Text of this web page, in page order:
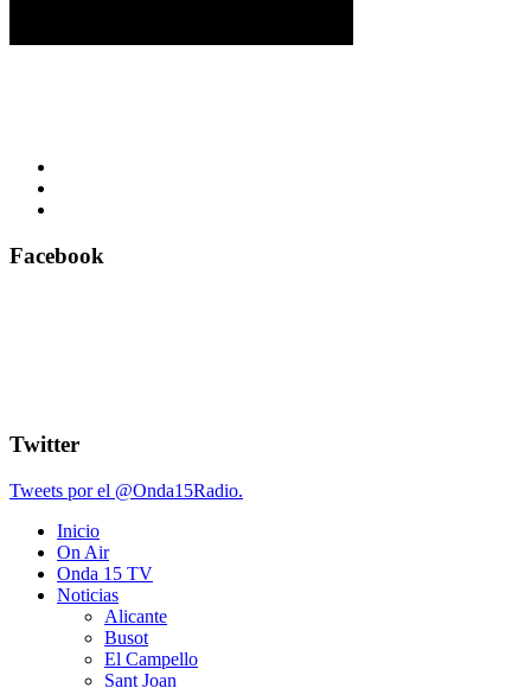
Facebook
Twitter
Tweets por el @Onda15Radio.
Inicio
On Air
Onda 15 TV
Noticias
Alicante
Busot
El Campello
Sant Joan